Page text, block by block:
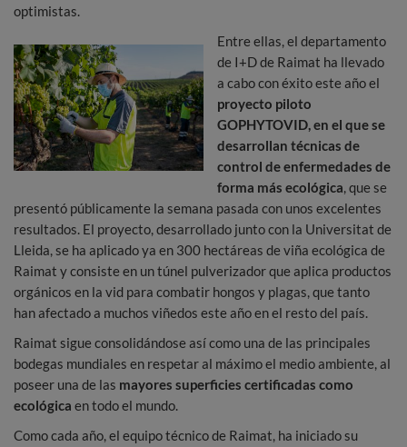
optimistas.
Entre ellas, el departamento
de I+D de Raimat ha llevado
a cabo con éxito este año el
proyecto piloto
GOPHYTOVID, en el que se
desarrollan técnicas de
control de enfermedades de
forma más ecológica, que se
presentó públicamente la semana pasada con unos excelentes
resultados. El proyecto, desarrollado junto con la Universitat de
Lleida, se ha aplicado ya en 300 hectáreas de viña ecológica de
Raimat y consiste en un túnel pulverizador que aplica productos
orgánicos en la vid para combatir hongos y plagas, que tanto
han afectado a muchos viñedos este año en el resto del país.
Raimat sigue consolidándose así como una de las principales
bodegas mundiales en respetar al máximo el medio ambiente, al
poseer una de las mayores superficies certificadas como
ecológica en todo el mundo.
Como cada año, el equipo técnico de Raimat, ha iniciado su